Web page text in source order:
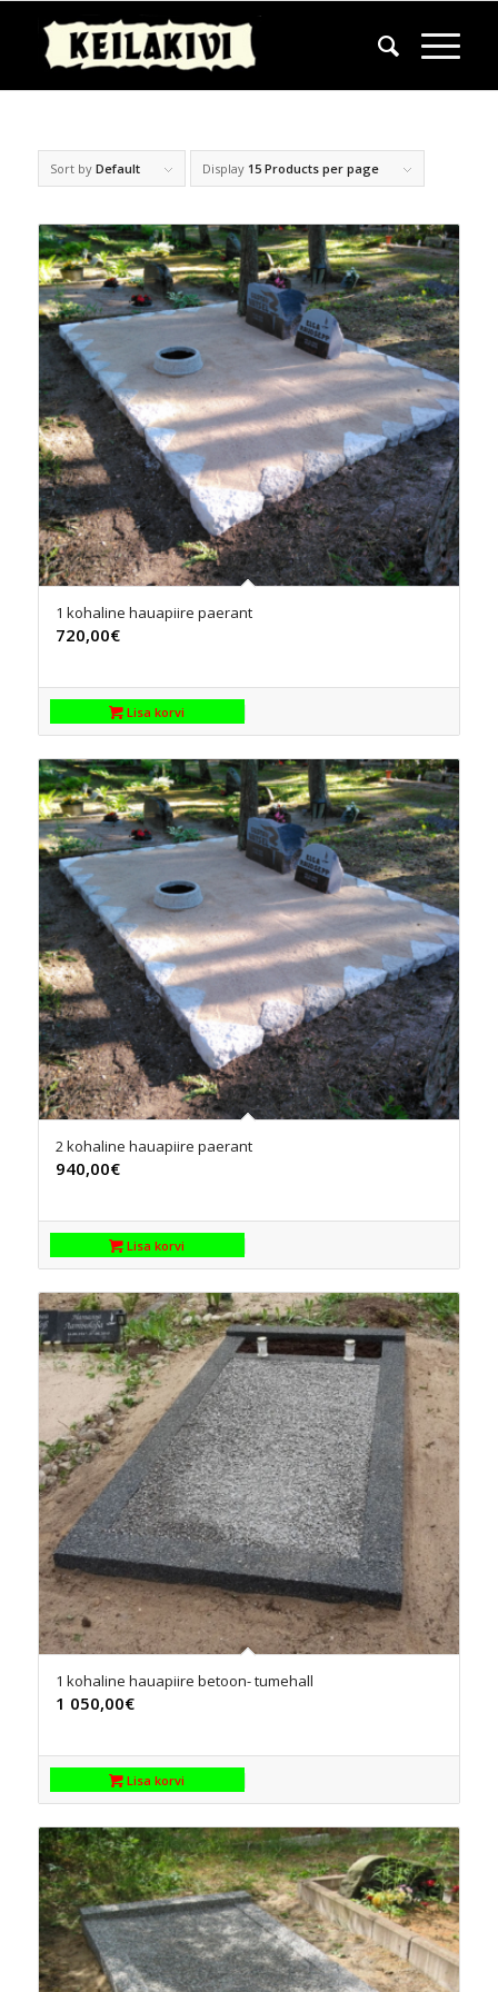
Sort by Default Display 15 Products per page
1 kohaline hauapiire paerant
720,00€
Lisa korvi
2 kohaline hauapiire paerant
940,00€
Lisa korvi
1 kohaline hauapiire betoon- tumehall
1 050,00€
Lisa korvi